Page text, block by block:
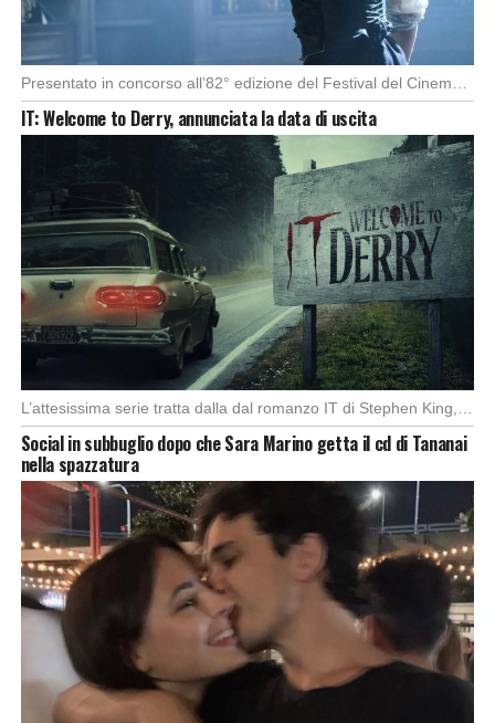
IT: Welcome to Derry, annunciata la data di uscita
Social in subbuglio dopo che Sara Marino getta il cd di Tananai
nella spazzatura